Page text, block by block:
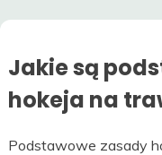
Jakie są
hokeja na
Podstawowe zasady